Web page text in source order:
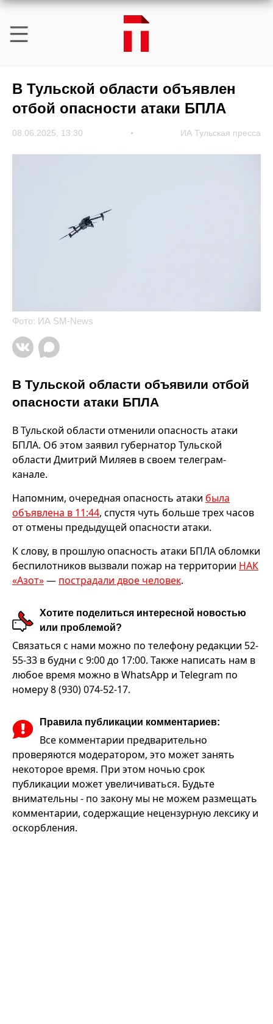
В Тульской области объявлен
отбой опасности атаки БПЛА
08.06.2025, 13:30 ИА Тульская пресса
Фото: ИА SM-News
В Тульской области объявили отбой
опасности атаки БПЛА
В Тульской области отменили опасность атаки
БПЛА. Об этом заявил губернатор Тульской
области Дмитрий Миляев в своем телеграм-
канале.
Напомним, очередная опасность атаки была
объявлена в 11:44, спустя чуть больше трех часов
от отмены предыдущей опасности атаки.
К слову, в прошлую опасность атаки БПЛА обломки
беспилотников вызвали пожар на территории НАК
«Азот»— пострадали двое человек.
Хотите поделиться интересной новостью
или проблемой?
Связаться с нами можно по телефону редакции 52-
55-33 в будни с 9:00 до 17:00. Также написать нам в
любое время можно в WhatsApp и Telegram по
номеру 8 (930) 074-52-17.
Правила публикации комментариев:
Все комментарии предварительно
проверяются модератором, это может занять
некоторое время. При этом ночью срок
публикации может увеличиваться. Будьте
внимательны - по закону мы не можем размещать
комментарии, содержащие нецензурную лексику и
оскорбления.